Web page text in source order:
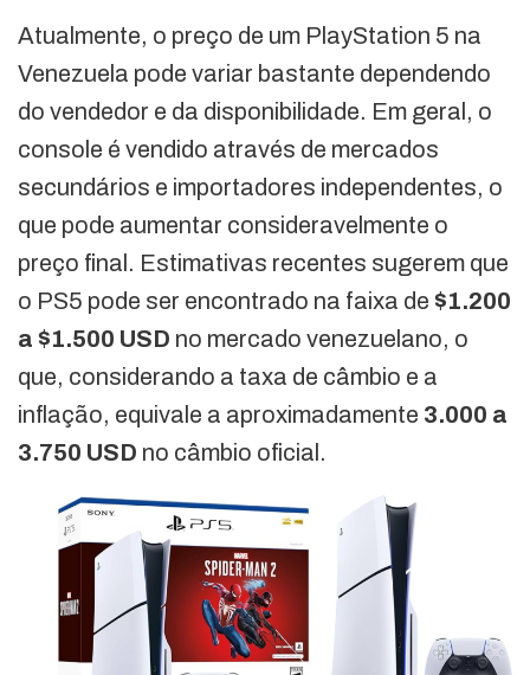
Atualmente, o preço de um PlayStation 5 na
Venezuela pode variar bastante dependendo
do vendedor e da disponibilidade. Em geral, o
console é vendido através de mercados
secundários e importadores independentes, o
que pode aumentar consideravelmente o
preço final. Estimativas recentes sugerem que
o PS5 pode ser encontrado na faixa de $1.200
a $1.500 USD no mercado venezuelano, o
que, considerando a taxa de câmbio e a
inflação, equivale a aproximadamente 3.000 a
3.750 USD no câmbio oficial.